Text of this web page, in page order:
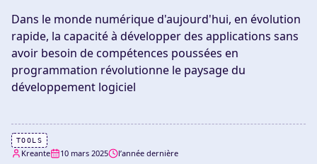
Dans le monde numérique d'aujourd'hui, en évolution
rapide, la capacité à développer des applications sans
avoir besoin de compétences poussées en
programmation révolutionne le paysage du
développement logiciel
TOOLS
Kreante 10 mars 2025 l’année dernière